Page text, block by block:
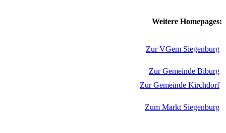
Weitere Homepages:
Zur VGem Siegenburg
Zur Gemeinde Biburg
Zur Gemeinde Kirchdorf
Zum Markt Siegenburg